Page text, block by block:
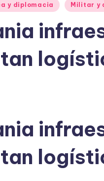
y diplomacia Militar y